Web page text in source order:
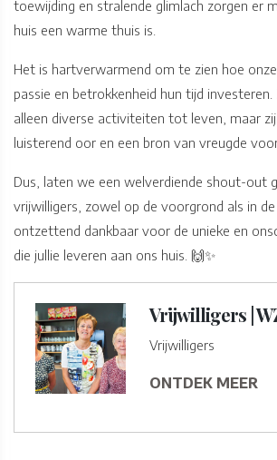
toewijding en stralende glimlach zorgen er
huis een warme thuis is.
Het is hartverwarmend om te zien hoe
passie en betrokkenheid hun tijd
alleen diverse activiteiten tot leven, maar
luisterend oor en een bron van vreugde
Dus, laten we een welverdiende shout-out
vrijwilligers, zowel op de voorgrond als in
ontzettend dankbaar voor de unieke en
die jullie leveren aan ons huis. 🙌✨
Vrijwilligers |
Vrijwilligers
ONTDEK MEER